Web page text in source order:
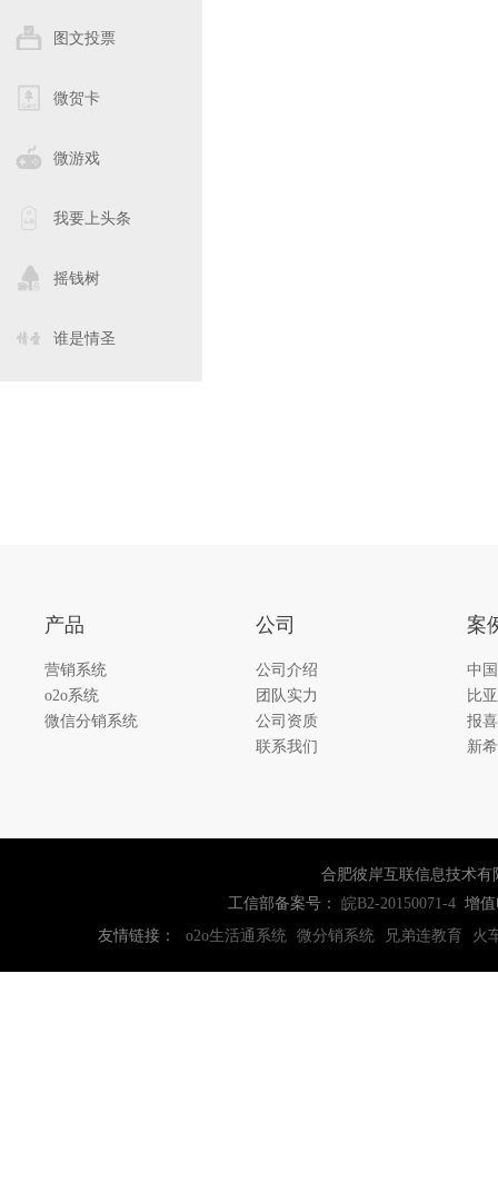
图文投票
微贺卡
微游戏
我要上头条
摇钱树
谁是情圣
产品
营销系统
o2o系统
微信分销系统
公司
公司介绍
团队实力
公司资质
联系我们
案
中
比
报
新
合肥彼岸互联信息技术有
工信部备案号： 皖B2-20150071-4增值
友情链接：
o2o生活通系统 微分销系统 兄弟连教育 火